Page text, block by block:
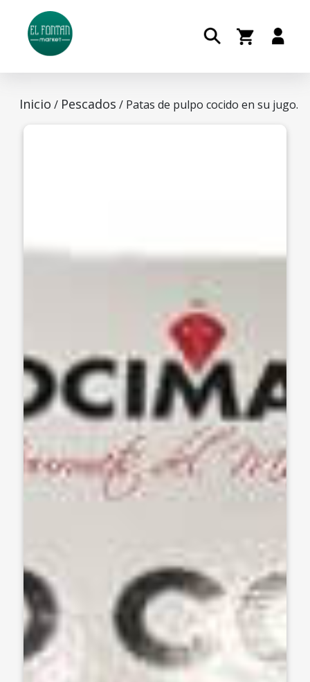
Inicio / Pescados / Patas de pulpo cocido en su jugo.